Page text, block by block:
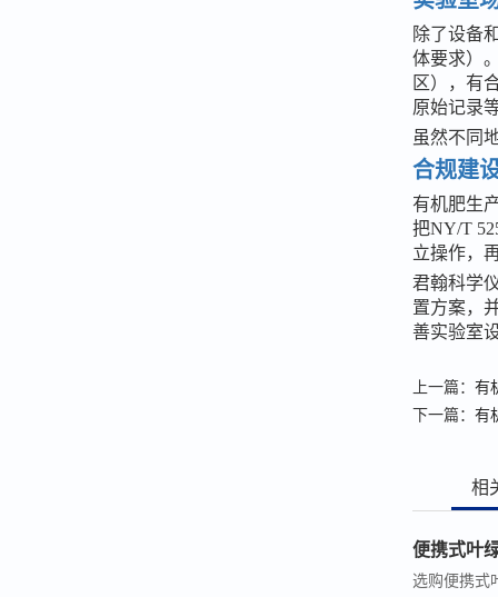
除了设备
体要求）
区），有
原始记录
虽然不同
合规建
有机肥生
把NY/T
立操作，
君翰科学
置方案，
善实验室
上一篇：有
下一篇：有
相
便携式叶
选购便携式